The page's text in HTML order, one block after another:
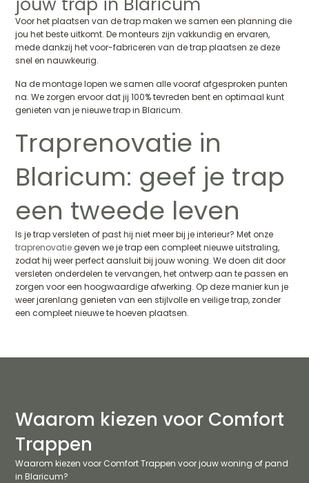
Voor het plaatsen van de trap maken we samen een planning die
jou het beste uitkomt. De monteurs zijn vakkundig en ervaren,
mede dankzij het voor-fabriceren van de trap plaatsen ze deze
snel en nauwkeurig.
Na de montage lopen we samen alle vooraf afgesproken punten
na. We zorgen ervoor dat jij 100% tevreden bent en optimaal kunt
genieten van je nieuwe trap in Blaricum.
Traprenovatie in
Blaricum: geef je trap
een tweede leven
Is je trap versleten of past hij niet meer bij je interieur? Met onze
traprenovatiegeven we je trap een compleet nieuwe uitstraling,
zodat hij weer perfect aansluit bij jouw woning. We doen dit door
versleten onderdelen te vervangen, het ontwerp aan te passen en
zorgen voor een hoogwaardige afwerking. Op deze manier kun je
weer jarenlang genieten van een stijlvolle en veilige trap, zonder
een compleet nieuwe te hoeven plaatsen.
Waarom kiezen voor Comfort
Trappen
Waarom kiezen voor Comfort Trappen voor jouw woning of pand
in Blaricum?